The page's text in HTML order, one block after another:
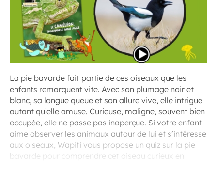
La pie bavarde fait partie de ces oiseaux que les
enfants remarquent vite. Avec son plumage noir et
blanc, sa longue queue et son allure vive, elle intrigue
autant qu’elle amuse. Curieuse, maligne, souvent bien
occupée, elle ne passe pas inaperçue. Si votre enfant
aime observer les animaux autour de lui et s’intéresse
aux oiseaux, Wapiti vous propose un quiz sur la pie
bavarde pour comprendre cet oiseau curieux en